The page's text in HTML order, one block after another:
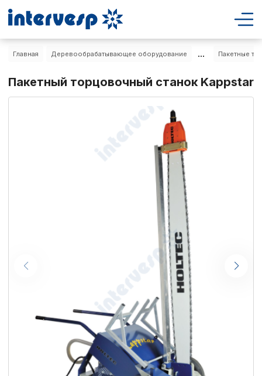
Главная Деревообрабатывающее оборудование ... Пакетные
Пакетный торцовочный станок Kappstar